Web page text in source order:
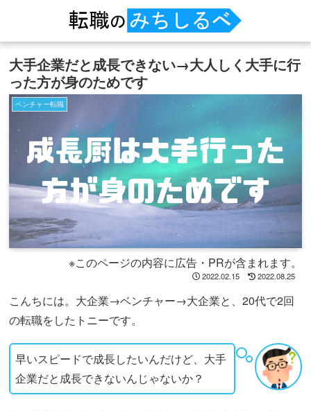
大手企業だと成長できない→大人しく大手に行
った方が身のためです
ベンチャー転職
※このページの内容に広告・PRが含まれます。
2022.02.15 2022.08.25
こんちには。大企業→ベンチャー→大企業と、20代で2回
の転職をしたトニーです。
早いスピードで成長したいんだけど、大手
企業だと成長できないんじゃないか？